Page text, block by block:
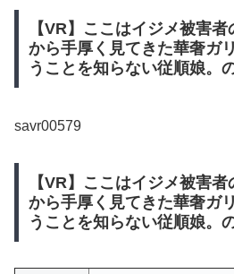
【VR】ここはイジメ被害
から手厚く見てきた華奢ガ
うことを知らない従順娘。
savr00579
【VR】ここはイジメ被害
から手厚く見てきた華奢ガ
うことを知らない従順娘。